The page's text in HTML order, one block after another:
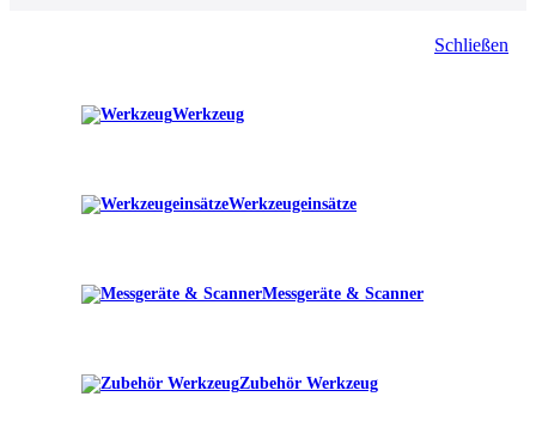
Schließen
Werkzeug
Werkzeugeinsätze
Messgeräte & Scanner
Zubehör Werkzeug